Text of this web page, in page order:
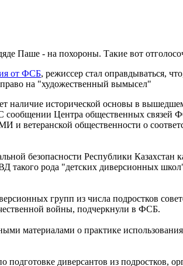
Паше - на похороны. Такие вот
от ФСБ, режиссер стал оправдываться,
на "художественный вымысел"
наличие исторической основы в
Центра общественных связей
ветеранской общественности о
безопасности Республики Казахстан
такого рода "детских диверсионных
групп из числа подростков
войны, подчеркнули в ФСБ.
материалами о практике
диверсантов из подростков,